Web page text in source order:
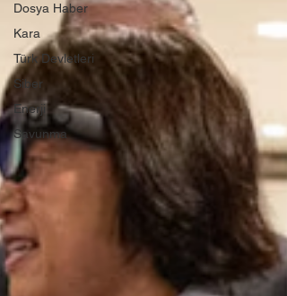
Dosya Haber
Kara
Türk Devletleri
Siber
Enerji
Savunma